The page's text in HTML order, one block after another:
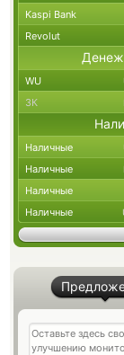
Kaspi Bank
Revolut
WU
ЗК
Наличные
Наличные
Наличные
Наличные